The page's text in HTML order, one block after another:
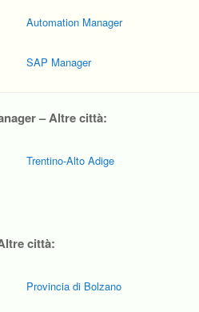
Automation Manager
SAP Manager
– Altre città:
Trentino-Alto Adige
città:
Provincia di Bolzano